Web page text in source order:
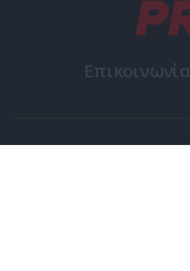
Επικοινωνία: